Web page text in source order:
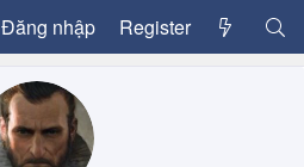
Đăng nhập Register